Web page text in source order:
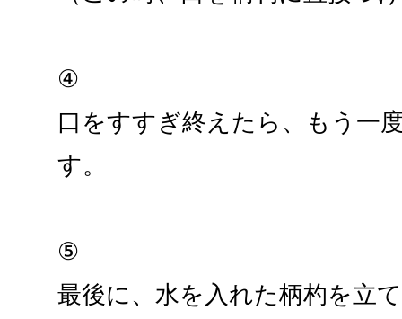
④
口をすすぎ終えたら、もう一
す。
⑤
最後に、水を入れた柄杓を立